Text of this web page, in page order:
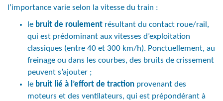
l’importance varie selon la vitesse du train :
le bruit de roulement résultant du contact roue/rail,
qui est prédominant aux vitesses d’exploitation
classiques (entre 40 et 300 km/h). Ponctuellement, au
freinage ou dans les courbes, des bruits de crissement
peuvent s’ajouter ;
le bruit lié à l’effort de traction provenant des
moteurs et des ventilateurs, qui est prépondérant à